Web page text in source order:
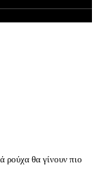
ρούχα θα γίνουν πιο